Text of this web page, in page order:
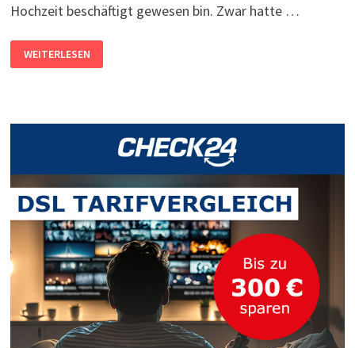
Hochzeit beschäftigt gewesen bin. Zwar hatte …
SOFTWARE
FÜR
DIE
WEITERLESEN